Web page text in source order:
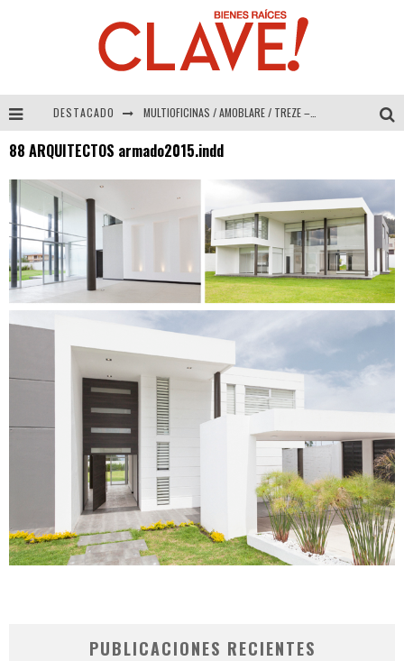
DESTACADO MULTIOFICINAS / AMOBLARE / TREZE – Especial Interiorismo & Decoración 2026
COLINEAL – Especial Interiorismo & Decoración 2026
ADRIANA HOYOS DESIGN STUDIO – Especial Interiorismo & Decoración 2026
88 ARQUITECTOS armado2015.indd
PUBLICACIONES RECIENTES